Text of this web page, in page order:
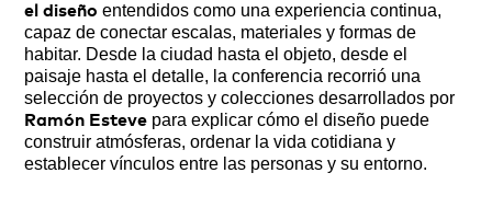
el diseño entendidos como una experiencia continua,
capaz de conectar escalas, materiales y formas de
habitar. Desde la ciudad hasta el objeto, desde el
paisaje hasta el detalle, la conferencia recorrió una
selección de proyectos y colecciones desarrollados por
Ramón Esteve para explicar cómo el diseño puede
construir atmósferas, ordenar la vida cotidiana y
establecer vínculos entre las personas y su entorno.